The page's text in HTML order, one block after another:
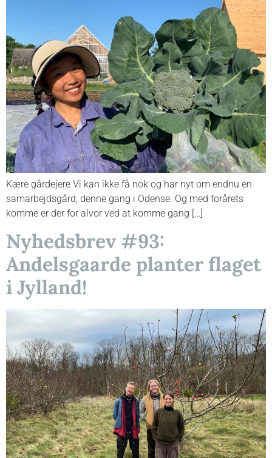
Kære gårdejere Vi kan ikke få nok og har nyt om endnu en
samarbejdsgård, denne gang i Odense. Og med forårets
komme er der for alvor ved at komme gang […]
Nyhedsbrev #93:
Andelsgaarde planter flaget
i Jylland!